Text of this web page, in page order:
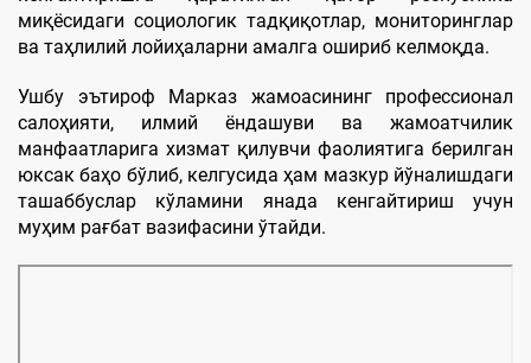
миқёсидаги социологик тадқиқотлар, мониторинглар
ва таҳлилий лойиҳаларни амалга ошириб келмоқда.
Ушбу эътироф Марказ жамоасининг профессионал
салоҳияти, илмий ёндашуви ва жамоатчилик
манфаатларига хизмат қилувчи фаолиятига берилган
юксак баҳо бўлиб, келгусида ҳам мазкур йўналишдаги
ташаббуслар кўламини янада кенгайтириш учун
муҳим рағбат вазифасини ўтайди.